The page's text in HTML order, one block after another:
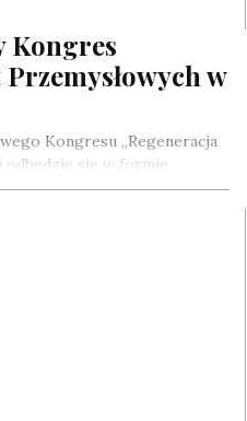
Kongres
w
Kongresu „Regeneracja
odbędzie się w formie
2021. W…